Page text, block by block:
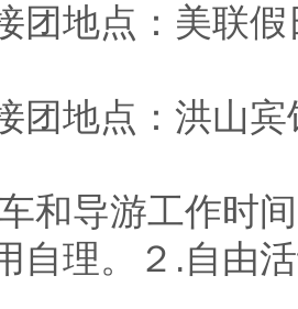
团地点：美联
团地点：洪山
和导游工作时
自理。２.自由